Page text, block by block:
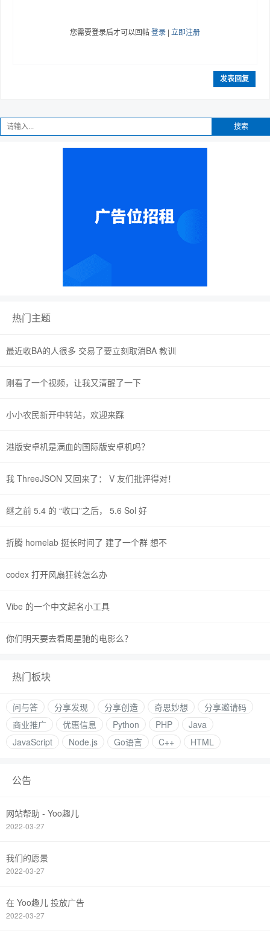
您需要登录后才可以回帖登录 | 立即注册
发表回复
搜索
热门主题
最近收BA的人很多 交易了要立刻取消BA 教训
刚看了一个视频，让我又清醒了一下
小小农民新开中转站，欢迎来踩
港版安卓机是满血的国际版安卓机吗？
我 ThreeJSON 又回来了： V 友们批评得对！
继之前 5.4 的 “收口”之后， 5.6 Sol 好
折腾 homelab 挺长时间了 建了一个群 想不
codex 打开风扇狂转怎么办
Vibe 的一个中文起名小工具
你们明天要去看周星驰的电影么？
热门板块
问与答 分享发现 分享创造 奇思妙想
分享邀请码
商业推广
优惠信息 Python PHP
Java
JavaScript
Node.js Go语言 C++ HTML
公告
网站帮助 - Yoo趣儿
2022-03-27
我们的愿景
2022-03-27
在 Yoo趣儿 投放广告
2022-03-27